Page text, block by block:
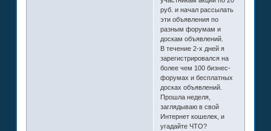
руб. и начал рассылать
эти объявления по
разным форумам и
доскам объявлений.
В течение 2-х дней я
зарегистрировался на
более чем 100 бизнес-
форумах и бесплатных
досках объявлений.
Прошла неделя,
заглядываю в свой
Интернет кошелек, и
угадайте ЧТО?